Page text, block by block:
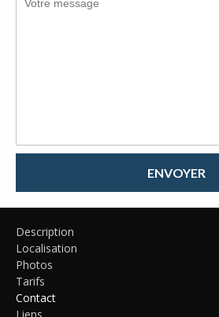
ENVOYER
Description
Localisation
Photos
Tarifs
Contact